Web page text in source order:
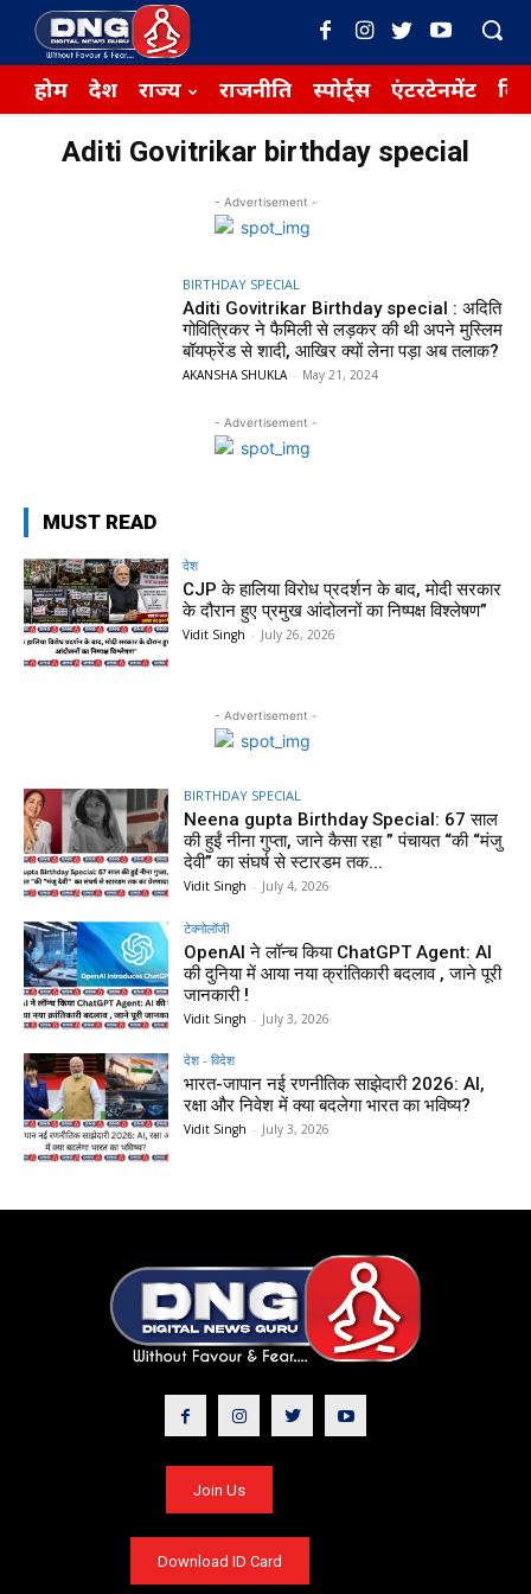
होम देश राज्य राजनीति स्पोर्ट्स एंटरटेनमेंट
Aditi Govitrikar birthday special
- Advertisement -
BIRTHDAY SPECIAL
Aditi Govitrikar Birthday special : अदिति
गोवित्रिकर ने फैमिली से लड़कर की थी अपने मुस्लिम
बॉयफ्रेंड से शादी, आखिर क्यों लेना पड़ा अब तलाक?
AKANSHA SHUKLA - May 21, 2024
- Advertisement -
MUST READ
देश
CJP के हालिया विरोध प्रदर्शन के बाद, मोदी सरकार
के दौरान हुए प्रमुख आंदोलनों का निष्पक्ष विश्लेषण”
Vidit Singh - July 26, 2026
- Advertisement -
BIRTHDAY SPECIAL
Neena gupta Birthday Special: 67 साल
की हुईं नीना गुप्ता, जाने कैसा रहा ” पंचायत “की “मंजु
देवी” का संघर्ष से स्टारडम तक...
Vidit Singh - July 4, 2026
टेक्नोलॉजी
OpenAI ने लॉन्च किया ChatGPT Agent: AI
की दुनिया में आया नया क्रांतिकारी बदलाव , जाने पूरी
जानकारी !
Vidit Singh - July 3, 2026
देश - विदेश
भारत-जापान नई रणनीतिक साझेदारी 2026: AI,
रक्षा और निवेश में क्या बदलेगा भारत का भविष्य?
Vidit Singh - July 3, 2026
Join Us
Download ID Card